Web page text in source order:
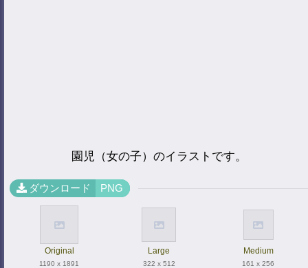
園児（女の子）のイラストです。
ダウンロード PNG
Original
1190 x 1891
Large
322 x 512
Medium
161 x 256